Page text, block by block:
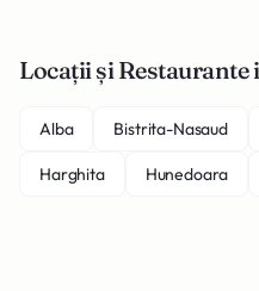
Locații și Restaurante
Alba Bistrita-Nasaud
Harghita Hunedoara